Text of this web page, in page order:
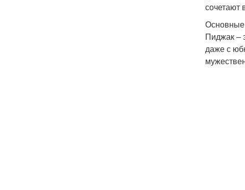
сочетают
Основные
Пиджак –
даже с